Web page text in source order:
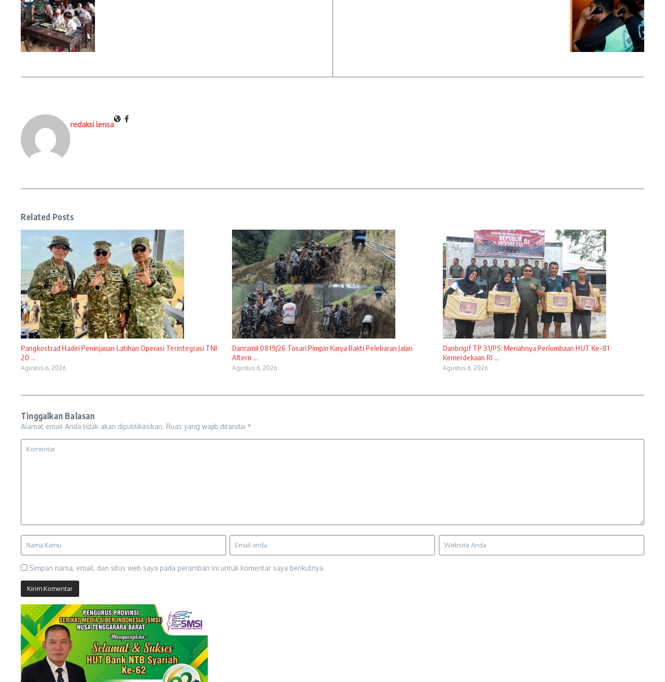
redaksi lensa
Related Posts
Pangkostrad Hadiri Peninjauan Latihan Operasi Terintegrasi TNI
20 ...
Agustus 6, 2026
Danramil 0819/26 Tosari Pimpin Karya Bakti Pelebaran Jalan
Altern ...
Agustus 6, 2026
Danbrigif TP 31/PS: Meriahnya Perlombaan HUT Ke-81
Kemerdekaan RI ...
Agustus 6, 2026
Tinggalkan Balasan
Alamat email Anda tidak akan dipublikasikan. Ruas yang wajib ditandai *
Simpan nama, email, dan situs web saya pada peramban ini untuk komentar saya berikutnya.